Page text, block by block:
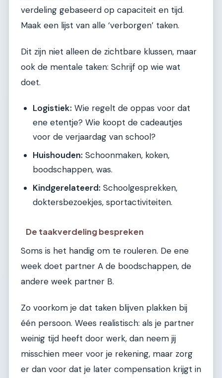
verdeling gebaseerd op capaciteit en tijd.
Maak een lijst van alle ‘verborgen’ taken.
Dit zijn niet alleen de zichtbare klussen, maar
ook de mentale taken: Schrijf op wie wat
doet.
Logistiek: Wie regelt de oppas voor dat
ene etentje? Wie koopt de cadeautjes
voor de verjaardag van school?
Huishouden: Schoonmaken, koken,
boodschappen, was.
Kindgerelateerd: Schoolgesprekken,
doktersbezoekjes, sportactiviteiten.
De taakverdeling bespreken
Soms is het handig om te rouleren. De ene
week doet partner A de boodschappen, de
andere week partner B.
Zo voorkom je dat taken blijven plakken bij
één persoon. Wees realistisch: als je partner
weinig tijd heeft door werk, dan neem jij
misschien meer voor je rekening, maar zorg
er dan voor dat je later compensation krijgt in